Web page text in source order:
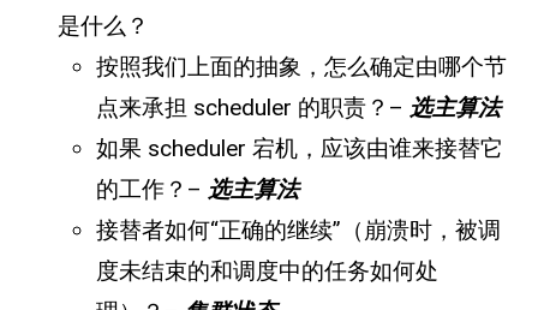
是什么？
按照我们上面的抽象，怎么确定由哪个节
点来承担 scheduler 的职责？– 选主算法
如果 scheduler 宕机，应该由谁来接替它
的工作？– 选主算法
接替者如何“正确的继续”（崩溃时，被调
度未结束的和调度中的任务如何处